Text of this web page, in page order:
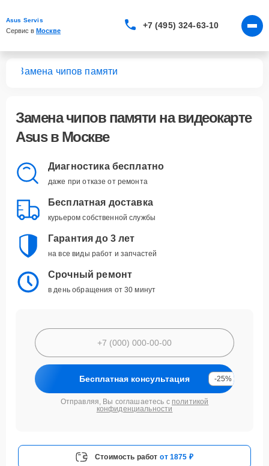
Asus Servis
Сервис в Москве
+7 (495) 324-63-10
Замена чипов памяти
Замена чипов памяти на видеокарте
Asus в Москве
Диагностика бесплатно
даже при отказе от ремонта
Бесплатная доставка
курьером собственной службы
Гарантия до 3 лет
на все виды работ и запчастей
Срочный ремонт
в день обращения от 30 минут
Бесплатная консультация -25%
Отправляя, Вы соглашаетесь с политикой
конфиденциальности
Стоимость работ от 1875 ₽